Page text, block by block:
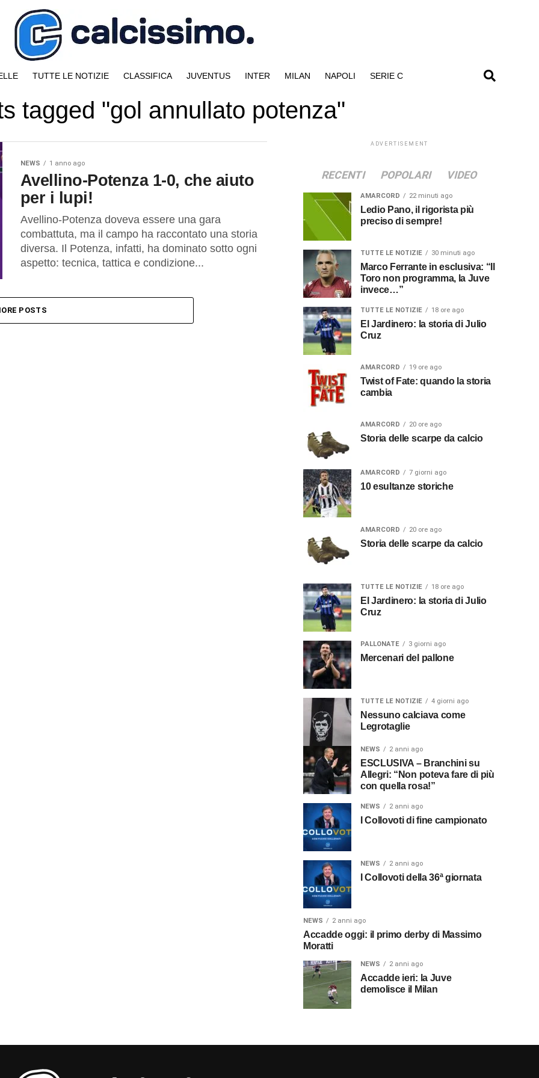
TUTTE LE NOTIZIE CLASSIFICA JUVENTUS INTER MILAN NAPOLI SERIE C
tagged "gol annullato potenza"
NEWS 1 anno ago
Avellino-Potenza 1-0, che aiuto
per i lupi!
Avellino-Potenza doveva essere una gara
combattuta, ma il campo ha raccontato una storia
diversa. Il Potenza, infatti, ha dominato sotto ogni
aspetto: tecnica, tattica e condizione...
POSTS
ADVERTISEMENT
RECENTI POPOLARI VIDEO
AMARCORD 22 minuti ago
Ledio Pano, il rigorista più
preciso di sempre!
TUTTE LE NOTIZIE 30 minuti ago
Marco Ferrante in esclusiva: “Il
Toro non programma, la Juve
invece…”
TUTTE LE NOTIZIE 18 ore ago
El Jardinero: la storia di Julio
Cruz
AMARCORD 19 ore ago
Twist of Fate: quando la storia
cambia
AMARCORD 20 ore ago
Storia delle scarpe da calcio
AMARCORD 7 giorni ago
10 esultanze storiche
AMARCORD 20 ore ago
Storia delle scarpe da calcio
TUTTE LE NOTIZIE 18 ore ago
El Jardinero: la storia di Julio
Cruz
PALLONATE 3 giorni ago
Mercenari del pallone
TUTTE LE NOTIZIE 4 giorni ago
Nessuno calciava come
Legrotaglie
NEWS 2 anni ago
ESCLUSIVA – Branchini su
Allegri: “Non poteva fare di più
con quella rosa!”
NEWS 2 anni ago
I Collovoti di fine campionato
NEWS 2 anni ago
I Collovoti della 36ª giornata
NEWS 2 anni ago
Accadde oggi: il primo derby di Massimo
Moratti
NEWS 2 anni ago
Accadde ieri: la Juve
demolisce il Milan